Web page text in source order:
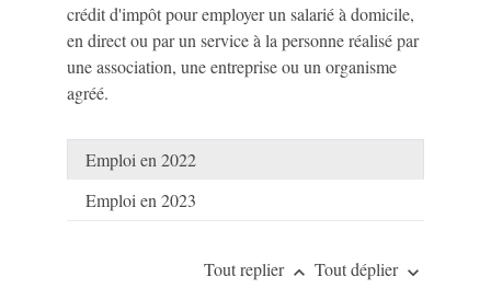
crédit d'impôt pour employer un salarié à domicile,
en direct ou par un service à la personne réalisé par
une association, une entreprise ou un organisme
agréé.
Emploi en 2022
Emploi en 2023
Tout replier keyboard_arrow_up Tout déplier keyboard_arrow_down